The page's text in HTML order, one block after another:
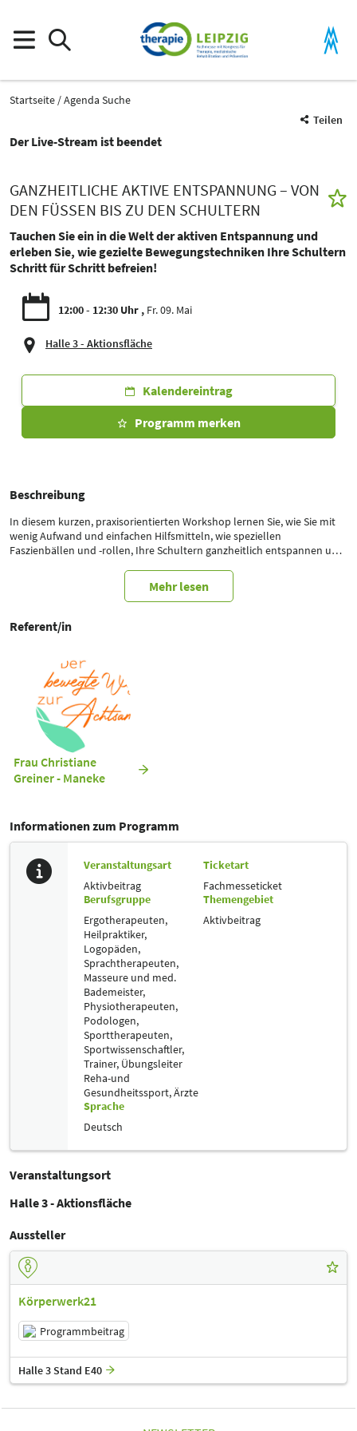
Startseite
Agenda Suche
Teilen
Der Live-Stream ist beendet
GANZHEITLICHE AKTIVE ENTSPANNUNG – VON
DEN FÜSSEN BIS ZU DEN SCHULTERN
Tauchen Sie ein in die Welt der aktiven Entspannung und
erleben Sie, wie gezielte Bewegungstechniken Ihre Schultern
Schritt für Schritt befreien!
12:00 - 12:30 Uhr Fr. 09. Mai
Halle 3 - Aktionsfläche
Kalendereintrag
Programm merken
Beschreibung
In diesem kurzen, praxisorientierten Workshop lernen Sie, wie Sie mit
wenig Aufwand und einfachen Hilfsmitteln, wie speziellen
Faszienbällen und -rollen, Ihre Schultern ganzheitlich entspannen und
Achtsamkeit“. Durch das Bearbeiten der oberflächlichen Rückenlinie
aktivieren Sie gezielt den Schulter-Nacken-Bereich und fördern Ihre
und voller Energie Ihren Messerundgang fortsetzen.
Mehr lesen
Referent/in
Frau Christiane
Greiner - Maneke
Informationen zum Programm
Veranstaltungsart
Aktivbeitrag
Ticketart
Fachmesseticket
Berufsgruppe
Ergotherapeuten,
Heilpraktiker,
Logopäden,
Sprachtherapeuten,
Masseure und med.
Bademeister,
Physiotherapeuten,
Podologen,
Sporttherapeuten,
Sportwissenschaftler,
Trainer, Übungsleiter
Reha-und
Gesundheitssport,Ärzte
Themengebiet
Aktivbeitrag
Sprache
Deutsch
Veranstaltungsort
Halle 3 - Aktionsfläche
Aussteller
Körperwerk21
Programmbeitrag
Halle 3 Stand E40